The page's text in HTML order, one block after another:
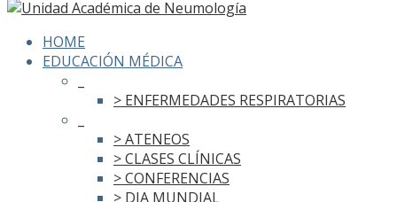
HOME
EDUCACIÓN MÉDICA
> ENFERMEDADES RESPIRATORIAS
> ATENEOS
> CLASES CLÍNICAS
> CONFERENCIAS
> DIA MUNDIAL